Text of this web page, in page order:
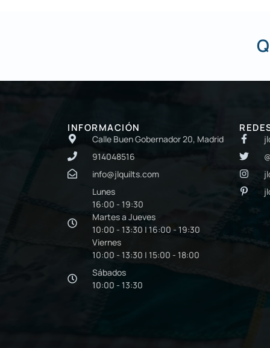
INFORMACIÓN
Calle Buen Gobernador 20, Madrid
914048516
info@jlquilts.com
Lunes
16:00 - 19:30
Martes a Jueves
10:00 - 13:30 | 16:00 - 19:30
Viernes
10:00 - 13:30 | 15:00 - 18:00
Sábados
10:00 - 13:30